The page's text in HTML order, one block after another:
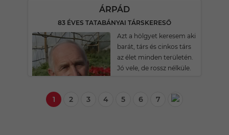
ÁRPÁD
83 ÉVES TATABÁNYAI TÁRSKERESŐ
Azt a hölgyet keresem aki
barát, társ és cinkos társ
az élet minden területén.
Jó vele, de rossz nélküle.
1 2 3 4 5 6 7